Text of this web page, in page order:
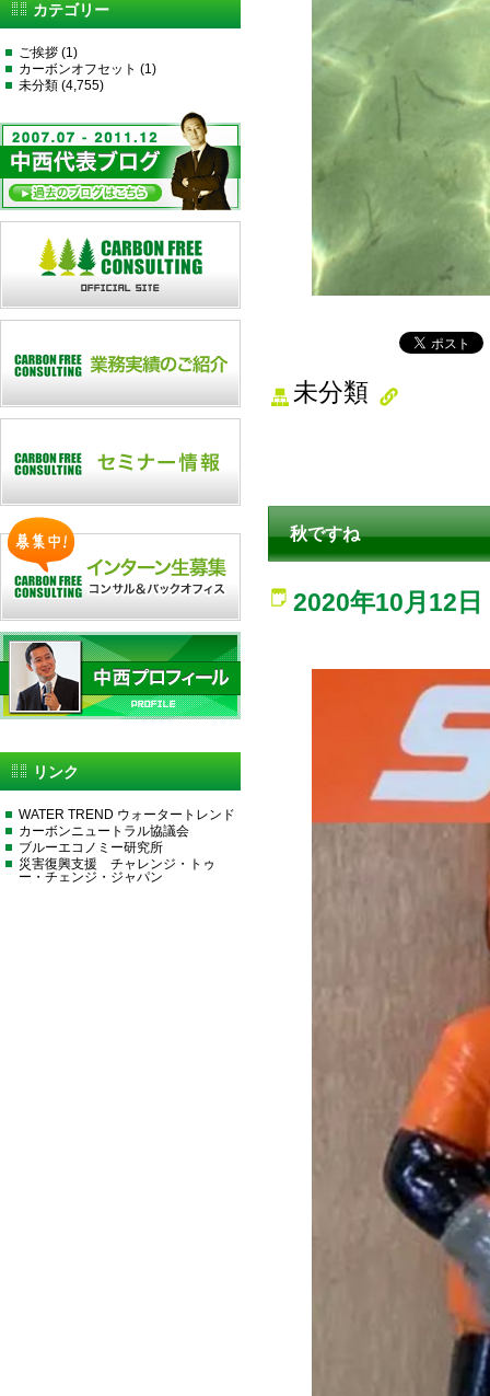
未分類
秋ですね
2020年10月12日
カテゴリー
ご挨拶 (1)
カーボンオフセット (1)
未分類 (4,755)
リンク
WATER TREND ウォータートレンド
カーボンニュートラル協議会
ブルーエコノミー研究所
災害復興支援 チャレンジ・トゥ
ー・チェンジ・ジャパン